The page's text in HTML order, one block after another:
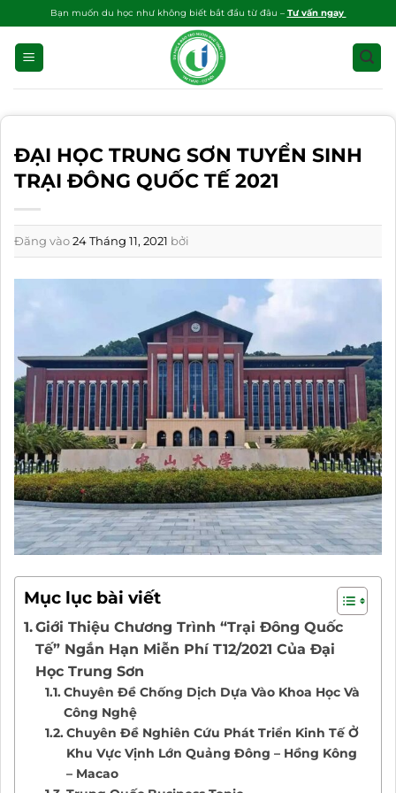
qua
dung
Bạn muốn du học như không biết bắt đầu từ đâu – Tư vấn ngay
ĐẠI HỌC TRUNG SƠN TUYỂN SINH
TRẠI ĐÔNG QUỐC TẾ 2021
Đăng vào24 Tháng 11, 2021 bởi
Mục lục bài viết
Giới Thiệu Chương Trình “Trại Đông Quốc
Tế” Ngắn Hạn Miễn Phí T12/2021 Của Đại
Học Trung Sơn
Chuyên Đề Chống Dịch Dựa Vào Khoa Học Và
Công Nghệ
Chuyên Đề Nghiên Cứu Phát Triển Kinh Tế Ở
Khu Vực Vịnh Lớn Quảng Đông – Hồng Kông
– Macao